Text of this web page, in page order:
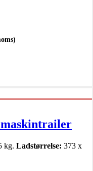
kg. Ladstørrelse: 373 x